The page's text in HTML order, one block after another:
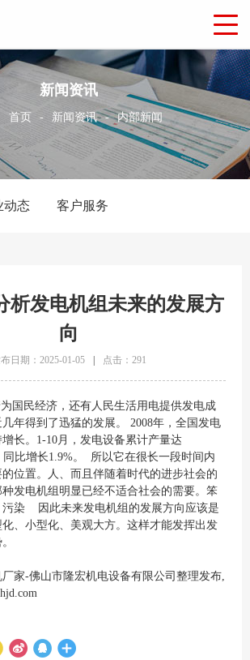
新闻资讯
首页 - 新闻资讯 - 内部新闻
动态 客户服务
析发电机组未来的发展方
向
日期：2025-01-05 点击：291
国民经济，还有人民生活用电提供发电成
年得到了迅猛的发展。 2008年，全国发电
长。1-10月，发电设备累计产量达
同比增长1.9%。 所以它在很长一段时间内
位置。人、而且伴随着时代的进步社会的
发电机组明显已经不适合社会的需要。笨
污染 因此未来发电机组的发展方向应该是
、小型化、美观大方。这样才能发挥出发
家-佛山市隆宏机电设备有限公司整理发布,